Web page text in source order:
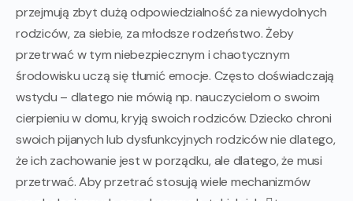
przejmują zbyt dużą odpowiedzialność za niewydolnych
rodziców, za siebie, za młodsze rodzeństwo. Żeby
przetrwać w tym niebezpiecznym i chaotycznym
środowisku uczą się tłumić emocje. Często doświadczają
wstydu – dlatego nie mówią np. nauczycielom o swoim
cierpieniu w domu, kryją swoich rodziców. Dziecko chroni
swoich pijanych lub dysfunkcyjnych rodziców nie dlatego,
że ich zachowanie jest w porządku, ale dlatego, że musi
przetrwać. Aby przetrać stosują wiele mechanizmów